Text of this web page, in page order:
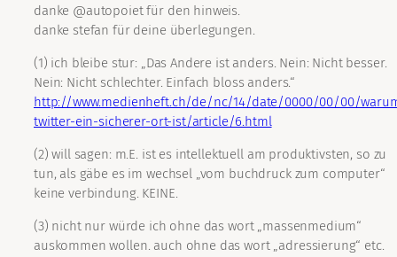
danke @autopoiet für den hinweis.
danke stefan für deine überlegungen.
(1) ich bleibe stur: „Das Andere ist anders. Nein: Nicht besser.
Nein: Nicht schlechter. Einfach bloss anders.“
http://www.medienheft.ch/de/nc/14/date/0000/00/00/
twitter-ein-sicherer-ort-ist/article/6.html
(2) will sagen: m.E. ist es intellektuell am produktivsten, so zu
tun, als gäbe es im wechsel „vom buchdruck zum computer“
keine verbindung. KEINE.
(3) nicht nur würde ich ohne das wort „massenmedium“
auskommen wollen. auch ohne das wort „adressierung“ etc.